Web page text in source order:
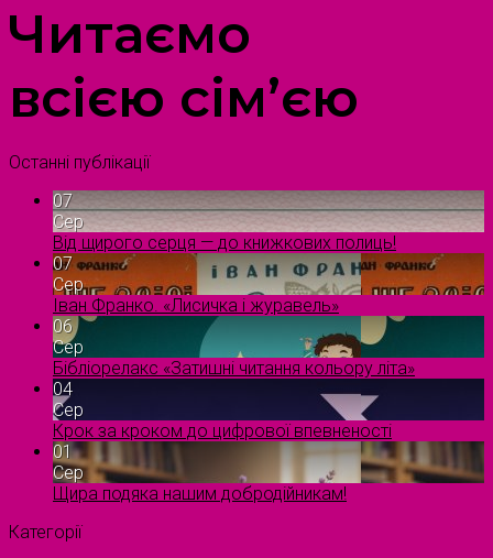
Читаємо
всією сім’єю
Останні публікації
07
Сер
Від щирого серця — до книжкових полиць!
07
Сер
Іван Франко. «Лисичка і журавель»
06
Сер
Бібліорелакс «Затишні читання кольору літа»
04
Сер
Крок за кроком до цифрової впевненості
01
Сер
Щира подяка нашим добродійникам!
Категорії